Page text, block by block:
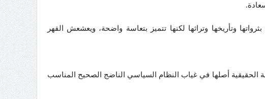
وتأريخها وتراثها لكنها تتميز بتعاسة واضحة، ويعشعش القهر
الحقيقية أصلها في غياب النظام السياسي الناضج الصحيح المناسب